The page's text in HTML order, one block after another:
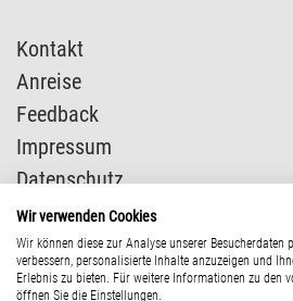
Wir verwenden Cookies
Wir können diese zur Analyse unserer Besucherdaten
verbessern, personalisierte Inhalte anzuzeigen und
Erlebnis zu bieten. Für weitere Informationen zu den
öffnen Sie die Einstellungen.
Kontakt
Anreise
Feedback
Impressum
Datenschutz
Presse